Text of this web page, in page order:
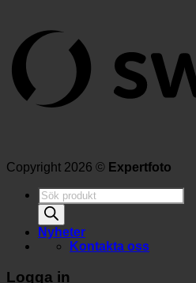
Copyright 2026 © Expertfoto
Produktsökning
Nyheter
Kontakta oss
Logga in